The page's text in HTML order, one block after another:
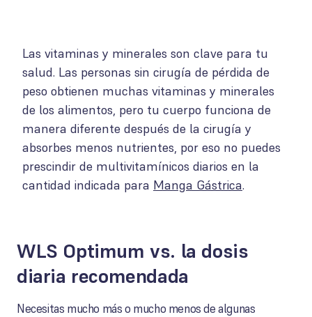
Las vitaminas y minerales son clave para tu
salud. Las personas sin cirugía de pérdida de
peso obtienen muchas vitaminas y minerales
de los alimentos, pero tu cuerpo funciona de
manera diferente después de la cirugía y
absorbes menos nutrientes, por eso no puedes
prescindir de multivitamínicos diarios en la
cantidad indicada para Manga Gástrica.
WLS Optimum vs. la dosis
diaria recomendada
Necesitas mucho más o mucho menos de algunas